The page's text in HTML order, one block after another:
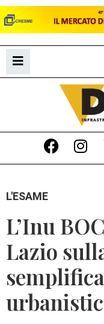
L'ESAME
L’Inu
Lazio